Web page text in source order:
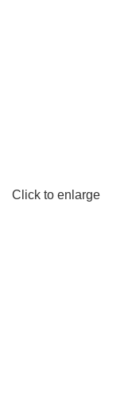
Click to enlarge